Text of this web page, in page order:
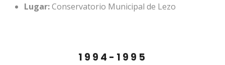
Lugar:Conservatorio Municipal de Lezo
1994-1995